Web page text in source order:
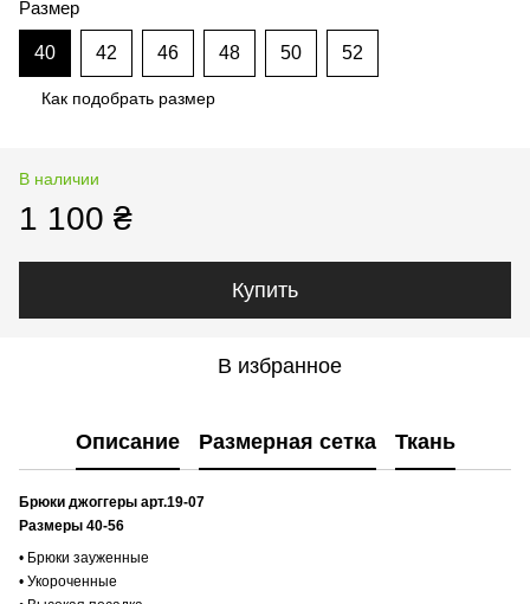
Размер
40 42 46 48 50 52
Как подобрать размер
В наличии
1 100 ₴
Купить
В избранное
Описание Размерная сетка Ткань
Брюки джоггеры арт.19-07
Размеры 40-56
• Брюки зауженные
• Укороченные